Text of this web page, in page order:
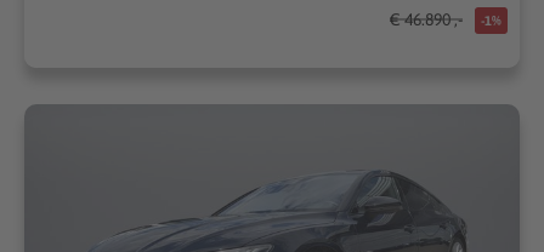
€ 46.890 ,- -1%